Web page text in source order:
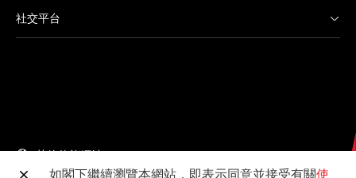
社交平台
其他佳能網站
如閣下繼續瀏覽本網站，即表示同意並接受有關使